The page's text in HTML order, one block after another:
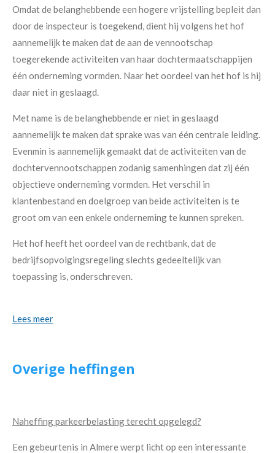
Omdat de belanghebbende een hogere vrijstelling bepleit dan
door de inspecteur is toegekend, dient hij volgens het hof
aannemelijk te maken dat de aan de vennootschap
toegerekende activiteiten van haar dochtermaatschappijen
één onderneming vormden. Naar het oordeel van het hof is hij
daar niet in geslaagd.
Met name is de belanghebbende er niet in geslaagd
aannemelijk te maken dat sprake was van één centrale leiding.
Evenmin is aannemelijk gemaakt dat de activiteiten van de
dochtervennootschappen zodanig samenhingen dat zij één
objectieve onderneming vormden. Het verschil in
klantenbestand en doelgroep van beide activiteiten is te
groot om van een enkele onderneming te kunnen spreken.
Het hof heeft het oordeel van de rechtbank, dat de
bedrijfsopvolgingsregeling slechts gedeeltelijk van
toepassing is, onderschreven.
Lees meer
Overige heffingen
Naheffing parkeerbelasting terecht opgelegd?
Een gebeurtenis in Almere werpt licht op een interessante